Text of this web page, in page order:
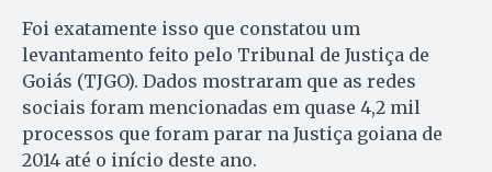
Foi exatamente isso que constatou um
levantamento feito pelo Tribunal de Justiça de
Goiás (TJGO). Dados mostraram que as redes
sociais foram mencionadas em quase 4,2 mil
processos que foram parar na Justiça goiana de
2014 até o início deste ano.